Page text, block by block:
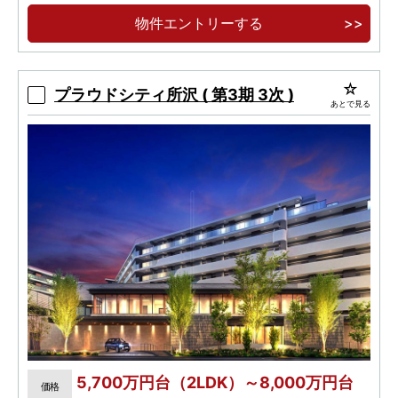
た「仲町」エリア。
全戸南向き・2LDK〜4LDKの多彩なプラン。断
物件エントリーする
プラウドシティ所沢 ( 第3期 3次 ) あとで見る
価格
5,700万円台（2LDK）～8,000万円台